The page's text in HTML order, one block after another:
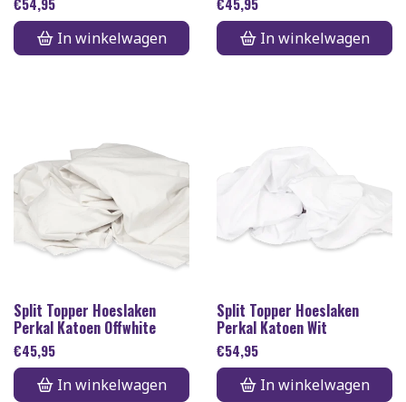
In winkelwagen
In winkelwagen
Split Topper Hoeslaken
Perkal Katoen Offwhite
€45,95
In winkelwagen
Split Topper Hoeslaken
Perkal Katoen Wit
€54,95
In winkelwagen